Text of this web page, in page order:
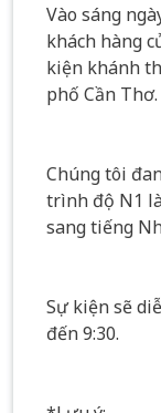
Vào sáng
khách hàng
kiện khánh
phố Cần Thơ.
Chúng tôi
trình độ N1
sang tiếng
Sự kiện sẽ
đến 9:30.